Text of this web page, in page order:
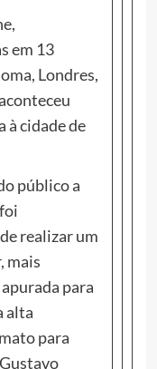
em 13
Londres,
à cidade de
público a
realizar um
mais
para
alta
para